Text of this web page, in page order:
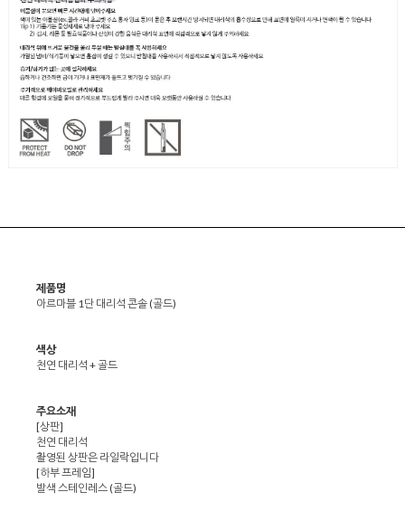
제품명
아르마블 1단 대리석 콘솔 (골드)
색상
천연 대리석 + 골드
주요소재
[상판]
천연 대리석
촬영된 상판은 라일락입니다
[하부 프레임]
발색 스테인레스 (골드)